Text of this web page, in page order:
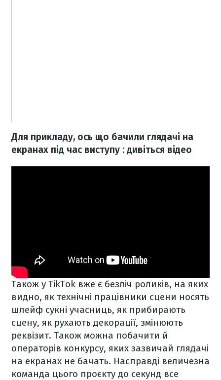
Для прикладу, ось що бачили глядачі на
екранах під час виступу : дивіться відео
Також у TikTok вже є безліч роликів, на яких
видно, як технічні працівники сцени носять
шлейф сукні учасниць, як прибирають
сцену, як рухають декорації, змінюють
реквізит. Також можна побачити й
операторів конкурсу, яких зазвичай глядачі
на екранах не бачать. Насправді величезна
команда цього проєкту до секунд все